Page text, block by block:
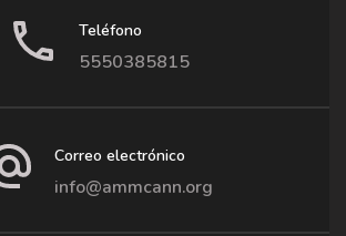
Teléfono
5550385815
Correo electrónico
info@ammcann.org